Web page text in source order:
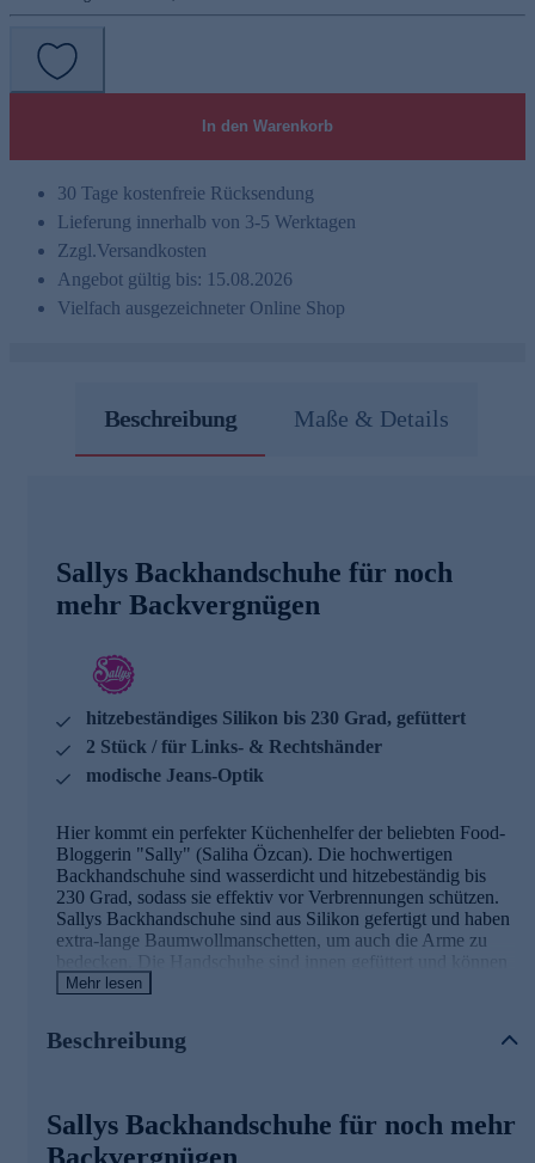
In den Warenkorb
30 Tage kostenfreie Rücksendung
Lieferung innerhalb von 3-5 Werktagen
Zzgl.Versandkosten
Angebot gültig bis: 15.08.2026
Vielfach ausgezeichneter Online Shop
Beschreibung Maße & Details
Sallys Backhandschuhe für noch
mehr Backvergnügen
hitzebeständiges Silikon bis 230 Grad, gefüttert
2 Stück / für Links- & Rechtshänder
modische Jeans-Optik
Hier kommt ein perfekter Küchenhelfer der beliebten Food-
Bloggerin "Sally" (Saliha Özcan). Die hochwertigen
Backhandschuhe sind wasserdicht und hitzebeständig bis
230 Grad, sodass sie effektiv vor Verbrennungen schützen.
Sallys Backhandschuhe sind aus Silikon gefertigt und haben
extra-lange Baumwollmanschetten, um auch die Arme zu
bedecken. Die Handschuhe sind innen gefüttert und können
von Links- und Rechtshändern getragen werden. Die
2 Stück Backhandschuhe
modische Jeans-Optik mit Logo
Mehr lesen
Beschreibung
Sallys Backhandschuhe für noch mehr
Backvergnügen